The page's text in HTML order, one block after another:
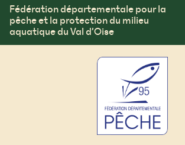
Fédération départementale pour la
pêche et la protection du milieu
aquatique du Val d’Oise